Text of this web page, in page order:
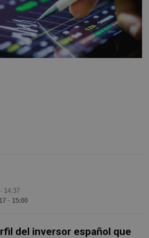
14:37
· 15:00
del inversor español que